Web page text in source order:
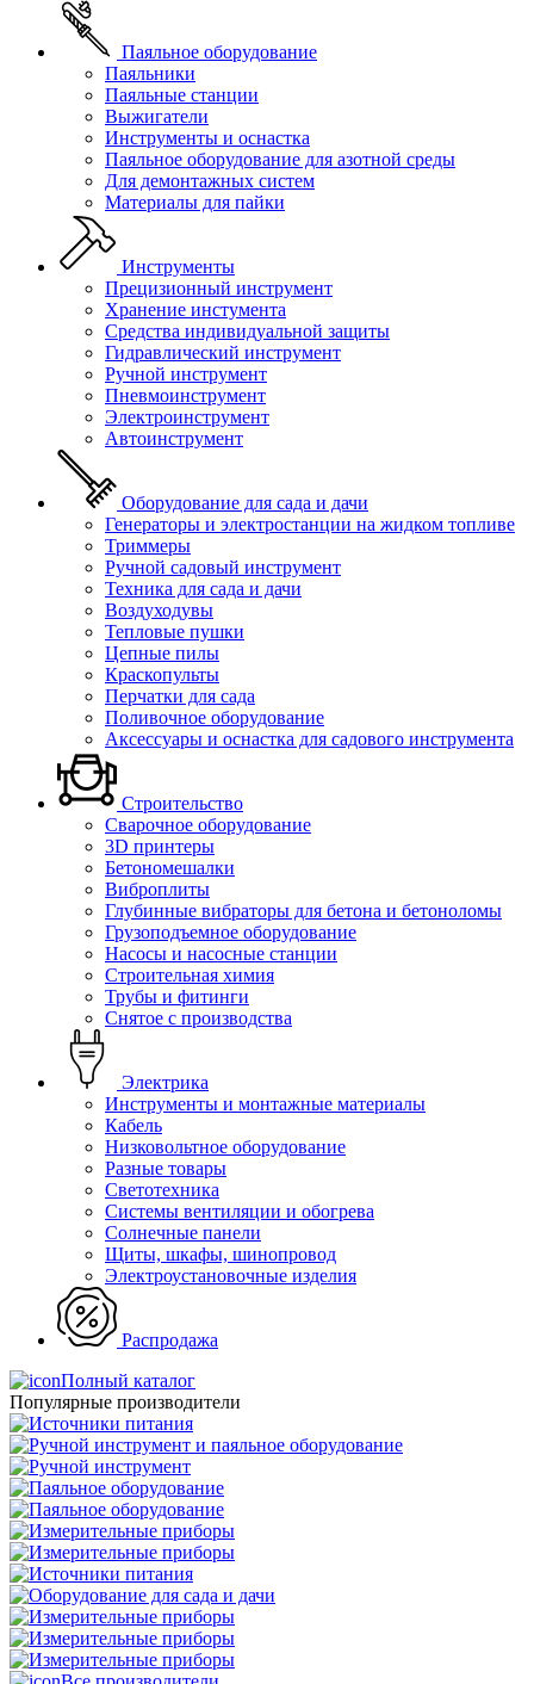
Паяльное оборудование
Паяльники
Паяльные станции
Выжигатели
Инструменты и оснастка
Паяльное оборудование для азотной среды
Для демонтажных систем
Материалы для пайки
Инструменты
Прецизионный инструмент
Хранение инстумента
Средства индивидуальной защиты
Гидравлический инструмент
Ручной инструмент
Пневмоинструмент
Электроинструмент
Автоинструмент
Оборудование для сада и дачи
Генераторы и электростанции на жидком топливе
Триммеры
Ручной садовый инструмент
Техника для сада и дачи
Воздуходувы
Тепловые пушки
Цепные пилы
Краскопульты
Перчатки для сада
Поливочное оборудование
Аксессуары и оснастка для садового инструмента
Строительство
Сварочное оборудование
3D принтеры
Бетономешалки
Виброплиты
Глубинные вибраторы для бетона и бетоноломы
Грузоподъемное оборудование
Насосы и насосные станции
Строительная химия
Трубы и фитинги
Снятое с производства
Электрика
Инструменты и монтажные материалы
Кабель
Низковольтное оборудование
Разные товары
Светотехника
Системы вентиляции и обогрева
Солнечные панели
Щиты, шкафы, шинопровод
Электроустановочные изделия
Распродажа
Полный каталог
Популярные производители